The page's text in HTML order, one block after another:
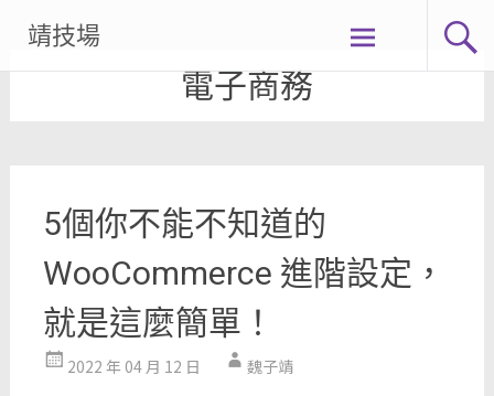
content
靖技場
電子商務
5個你不能不知道的
WooCommerce 進階設定，
就是這麼簡單！
2022 年 04 月 12 日 魏子靖